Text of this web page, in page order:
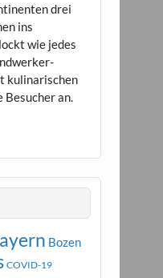
drei
ins
wie jedes
kulinarischen
an.
Bozen
COVID-19